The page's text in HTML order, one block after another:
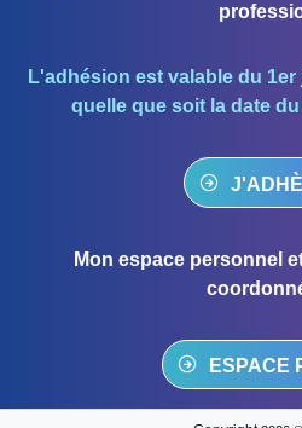
L'adhésion est valable du
quelle que soit la date
Mon espace personnel
ESPACE